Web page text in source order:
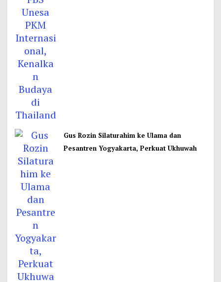
Gus Rozin Silaturahim ke Ulama dan
Pesantren Yogyakarta, Perkuat Ukhuwah